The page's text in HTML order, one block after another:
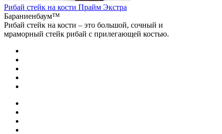
Рибай стейк на кости Прайм Экстра
Бараниенбаум™
Рибай стейк на кости – это большой, сочный и
мраморный стейк рибай с прилегающей костью.